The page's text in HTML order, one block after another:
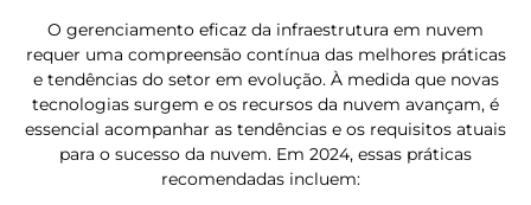
O gerenciamento eficaz da infraestrutura em nuvem
requer uma compreensão contínua das melhores práticas
e tendências do setor em evolução. À medida que novas
tecnologias surgem e os recursos da nuvem avançam, é
essencial acompanhar as tendências e os requisitos atuais
para o sucesso da nuvem. Em 2024, essas práticas
recomendadas incluem: